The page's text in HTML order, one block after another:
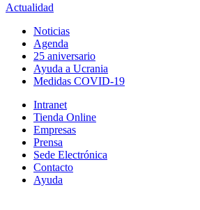
Actualidad
Noticias
Agenda
25 aniversario
Ayuda a Ucrania
Medidas COVID-19
Intranet
Tienda Online
Empresas
Prensa
Sede Electrónica
Contacto
Ayuda